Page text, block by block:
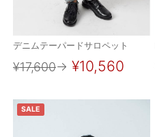
デニムテーパードサロペット
¥17,600→ ¥10,560
SALE